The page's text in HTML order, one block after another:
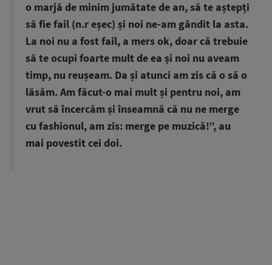
o marjă de minim jumătate de an, să te aștepți
să fie fail (n.r eșec) și noi ne-am gândit la asta.
La noi nu a fost fail, a mers ok, doar că trebuie
să te ocupi foarte mult de ea și noi nu aveam
timp, nu reușeam. Da și atunci am zis că o să o
lăsăm. Am făcut-o mai mult și pentru noi, am
vrut să încercăm și înseamnă că nu ne merge
cu fashionul, am zis: merge pe muzică!”, au
mai povestit cei doi.